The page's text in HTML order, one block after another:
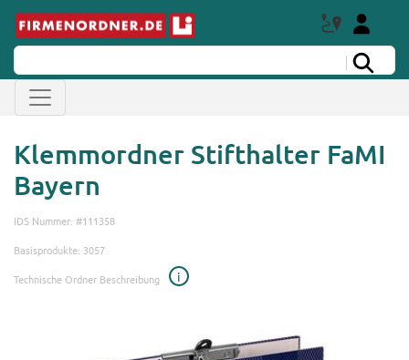
Klemmordner Stifthalter FaMI
Bayern
IDS Nummer: #111358
Basisprodukte: 3057
Technische Ordner Beschreibung
i